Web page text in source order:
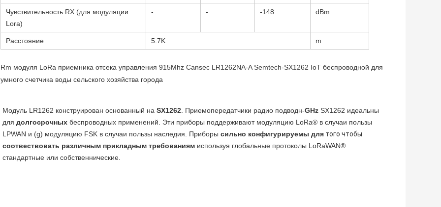
Чувствительность RX (для модуляции
Lora)
- - -148 dBm
Расстояние 5.7K m
Rm модуля LoRa приемника отсека управления 915Mhz Cansec LR1262NA-A Semtech-SX1262 IoT беспроводной для
умного счетчика воды сельского хозяйства города
Модуль LR1262 конструирован основанный на SX1262. Приемопередатчики радио подводн-GHz SX1262 идеальны
для долгосрочных беспроводных применений. Эти приборы поддерживают модуляцию LoRa® в случаи пользы
LPWAN и (g) модуляцию FSK в случаи пользы наследия. Приборы сильно конфигурируемы для
соотвествовать различным прикладным требованиям используя глобальные протоколы LoRaWAN®
стандартные или собственнические.